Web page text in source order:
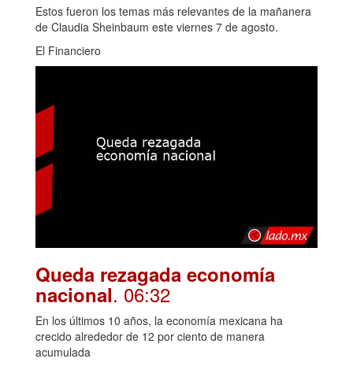
Estos fueron los temas más relevantes de la mañanera
de Claudia Sheinbaum este viernes 7 de agosto.
El Financiero
Queda rezagada economía
nacional. 06:32
En los últimos 10 años, la economía mexicana ha
crecido alrededor de 12 por ciento de manera
acumulada